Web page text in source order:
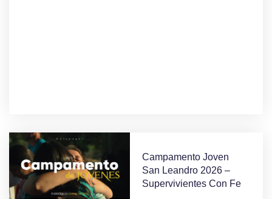
Campamento Joven
San Leandro 2026 –
Supervivientes Con Fe